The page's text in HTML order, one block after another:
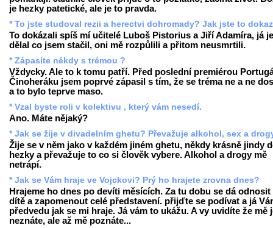
je hezky patetické, ale je to pravda.
* To jste studoval rezii a herectvi dohromady? Jak jste to
To dokázali spíš mí učitelé Luboš Pistorius a Jiří Adamíra, já
dělal co jsem stačil, oni mě rozpůlili a přitom neusmrtili.
* Zápasíte někdy s trémou ?
Vždycky. Ale to k tomu patří. Před poslední premiérou
Činoheráku jsem poprvé zápasil s tím, že se tréma ne a ne
a to bylo teprve maso.
* Vzal byste roli v kolektivu , který vám nesedí.
Ano. Máte nějaký?
* Jak se žije v divadelním ghetu? Převažuje alkohol, sex a
Žije se v něm jako v každém jiném ghetu, někdy krásně jindy
hezky a převažuje to co si člověk vybere. Alkohol a drogy mě
netrápí.
* Jak se Vám hraje ve Vojckovi? Prý ho hrajete zrovna dnes?
Hrajeme ho dnes po devíti měsících. Za tu dobu se dá odnosit
dítě a zapomenout celé představení. přijďte se podívat a já
předvedu jak se mi hraje. Já vám to ukážu. A vy uvidíte že mě
neznáte, ale až mě poznáte...